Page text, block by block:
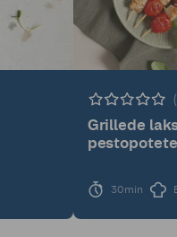
Grillede
30min